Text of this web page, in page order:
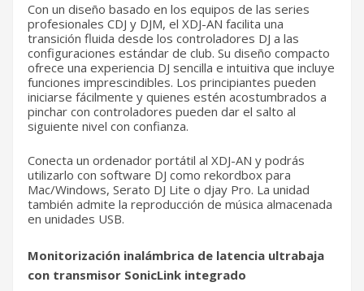
Con un diseño basado en los equipos de las series
profesionales CDJ y DJM, el XDJ-AN facilita una
transición fluida desde los controladores DJ a las
configuraciones estándar de club. Su diseño compacto
ofrece una experiencia DJ sencilla e intuitiva que incluye
funciones imprescindibles. Los principiantes pueden
iniciarse fácilmente y quienes estén acostumbrados a
pinchar con controladores pueden dar el salto al
siguiente nivel con confianza.
Conecta un ordenador portátil al XDJ-AN y podrás
utilizarlo con software DJ como rekordbox para
Mac/Windows, Serato DJ Lite o djay Pro. La unidad
también admite la reproducción de música almacenada
en unidades USB.
Monitorización inalámbrica de latencia ultrabaja
con transmisor SonicLink integrado